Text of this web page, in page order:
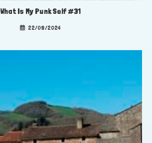
What Is My Punk Self #31
22/09/2024